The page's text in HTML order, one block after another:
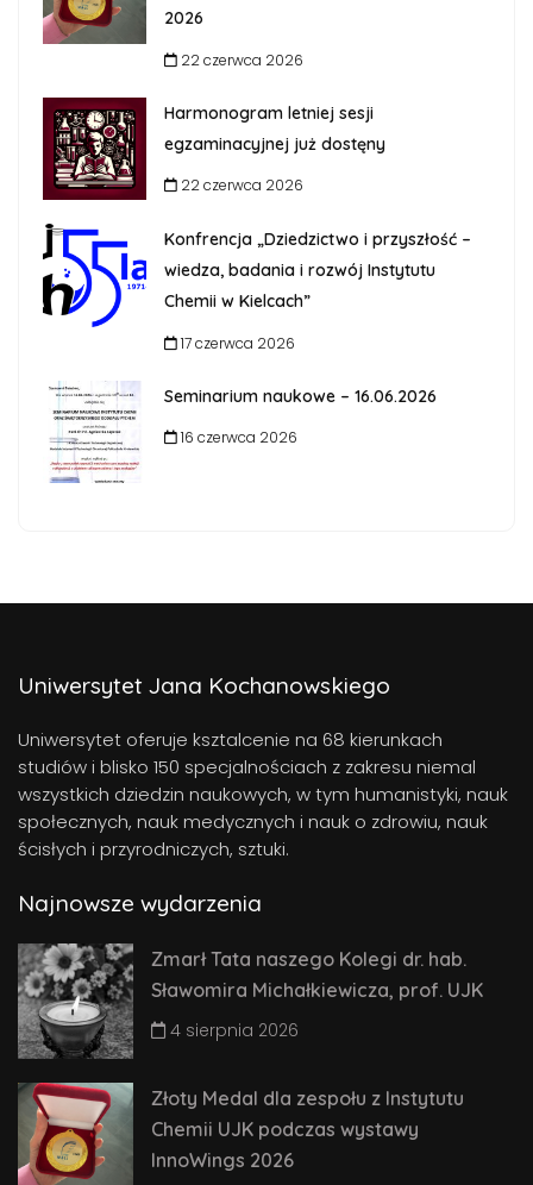
2026
22 czerwca 2026
Harmonogram letniej sesji
egzaminacyjnej już dostęny
22 czerwca 2026
Konfrencja „Dziedzictwo i przyszłość –
wiedza, badania i rozwój Instytutu
Chemii w Kielcach”
17 czerwca 2026
Seminarium naukowe – 16.06.2026
16 czerwca 2026
Uniwersytet Jana Kochanowskiego
Uniwersytet oferuje ksztalcenie na 68 kierunkach
studiów i blisko 150 specjalnościach z zakresu niemal
wszystkich dziedzin naukowych, w tym humanistyki, nauk
społecznych, nauk medycznych i nauk o zdrowiu, nauk
ścisłych i przyrodniczych, sztuki.
Najnowsze wydarzenia
Zmarł Tata naszego Kolegi dr. hab.
Sławomira Michałkiewicza, prof. UJK
4 sierpnia 2026
Złoty Medal dla zespołu z Instytutu
Chemii UJK podczas wystawy
InnoWings 2026